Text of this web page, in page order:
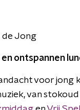
de Jong
ontspannen
voor jong
van